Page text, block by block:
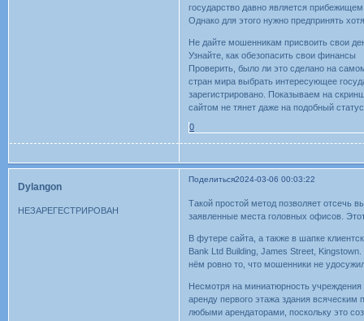
государство давно является
Однако для этого нужно предпринять
Не дайте мошенникам присвоить свои
Узнайте, как обезопасить свои финансы
Проверить, было ли это сделано на
стран мира выбрать интересующее
зарегистрировано. Показываем на
сайтом не тянет даже на подобный
0
Поделиться2024-03-06 00:03:22
Dylangon
НЕЗАРЕГЕСТРИРОВАН
Такой простой метод позволяет отсечь
заявленные места головных офисов.
В футере сайта, а также в шапке
Bank Ltd Building, James Street,
нём ровно то, что мошенники не
Несмотря на миниатюрность
аренду первого этажа здания
любыми арендаторами, поскольку это